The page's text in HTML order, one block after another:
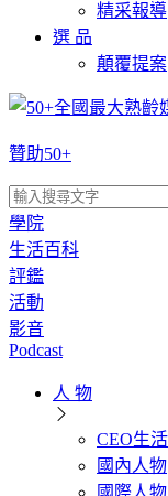
精采報導
選 品
顛覆提案
贊助50+
學院
生活百科
評鑑
活動
影音
Podcast
人 物
CEO生
國內人物
國際人物